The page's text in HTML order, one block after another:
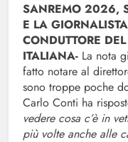
SANREMO 2026,
E LA
CONDUTTORE
ITALIANA- La nota
fatto notare al
sono troppe poche
Carlo Conti ha
vedere cosa c’è in
più volte anche alle